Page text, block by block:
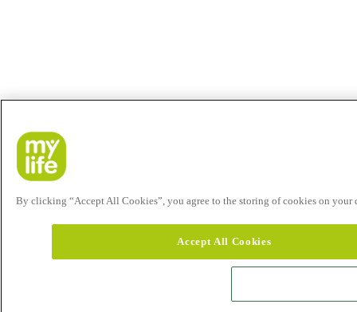
By clicking “Accept All Cookies”, you agree to the storing of cookies on your
Accept All Cookies